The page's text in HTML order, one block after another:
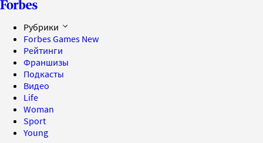
Рубрики
Forbes Games New
Рейтинги
Франшизы
Подкасты
Видео
Life
Woman
Sport
Young